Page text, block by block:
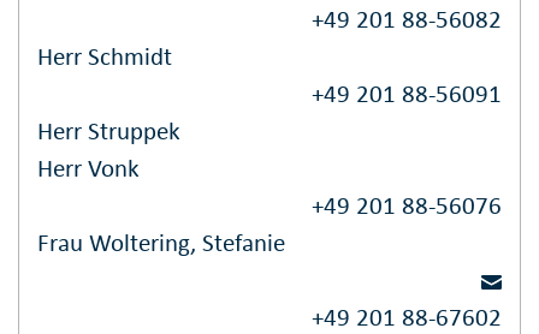
+49 201 88-56082
Herr Schmidt
+49 201 88-56091
Herr Struppek
Herr Vonk
+49 201 88-56076
Frau Woltering, Stefanie
+49 201 88-67602